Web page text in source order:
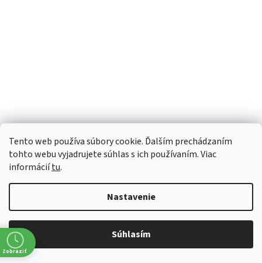
Tento web používa súbory cookie. Ďalším prechádzaním
tohto webu vyjadrujete súhlas s ich používaním. Viac
informáciítu.
Nastavenie
Súhlasím
Grand Marnier Rogue 40% 0,7l
Skladem
€21,06 bez DPH
€25,90
Zobraziť